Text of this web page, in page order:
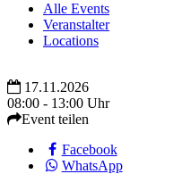
Alle Events
Veranstalter
Locations
17.11.2026
08:00 - 13:00 Uhr
Event teilen
Facebook
WhatsApp